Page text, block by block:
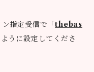
指定受信で「thebas
うに設定してくださ